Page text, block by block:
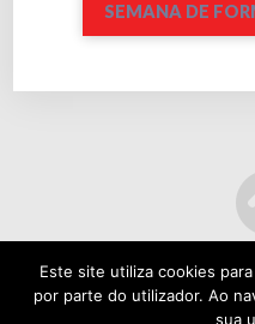
SEMANA DE
Este site utiliza cookies
por parte do utilizador. Ao
sua